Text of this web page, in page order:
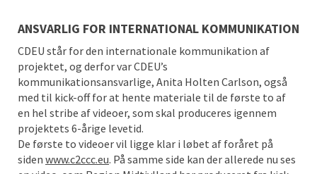
ANSVARLIG FOR INTERNATIONAL KOMMUNIKATION
CDEU står for den internationale kommunikation af
projektet, og derfor var CDEU’s
kommunikationsansvarlige, Anita Holten Carlson, også
med til kick-off for at hente materiale til de første to af
en hel stribe af videoer, som skal produceres igennem
projektets 6-årige levetid.
De første to videoer vil ligge klar i løbet af foråret på
siden www.c2ccc.eu. På samme side kan der allerede nu ses